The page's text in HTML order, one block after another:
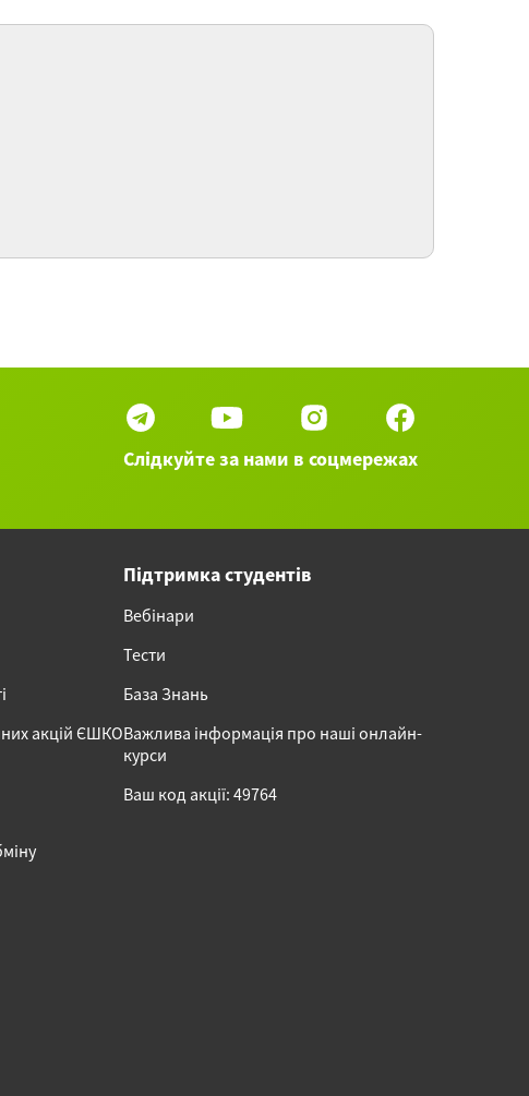
67 вебинаров категории Дизайн и искусство
Слідкуйте за нами в соцмережах
акцій ЄШКО
Підтримка студентів
Вебінари
Тести
База Знань
Важлива інформація про наші онлайн-
курси
Ваш код акції: 49764